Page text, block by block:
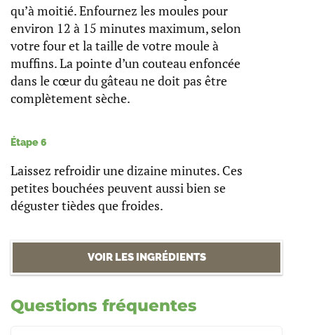
qu’à moitié. Enfournez les moules pour
environ 12 à 15 minutes maximum, selon
votre four et la taille de votre moule à
muffins. La pointe d’un couteau enfoncée
dans le cœur du gâteau ne doit pas être
complètement sèche.
Étape 6
Laissez refroidir une dizaine minutes. Ces
petites bouchées peuvent aussi bien se
déguster tièdes que froides.
VOIR LES INGRÉDIENTS
Questions fréquentes